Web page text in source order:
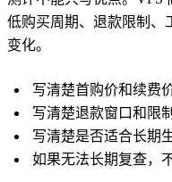
低购买周期、退款限制、
变化。
写清楚首购价和续费
写清楚退款窗口和限
写清楚是否适合长期
如果无法长期复查，